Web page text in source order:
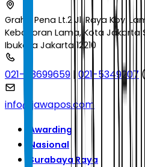
Graha Pena Lt.2 Jl. Raya Kby.
Kebayoran Lama, Kota Jakarta
Ibukota Jakarta 12210
021-53699659 | 021-5349207
info@jawapos.com
Awarding
Nasional
Surabaya Raya